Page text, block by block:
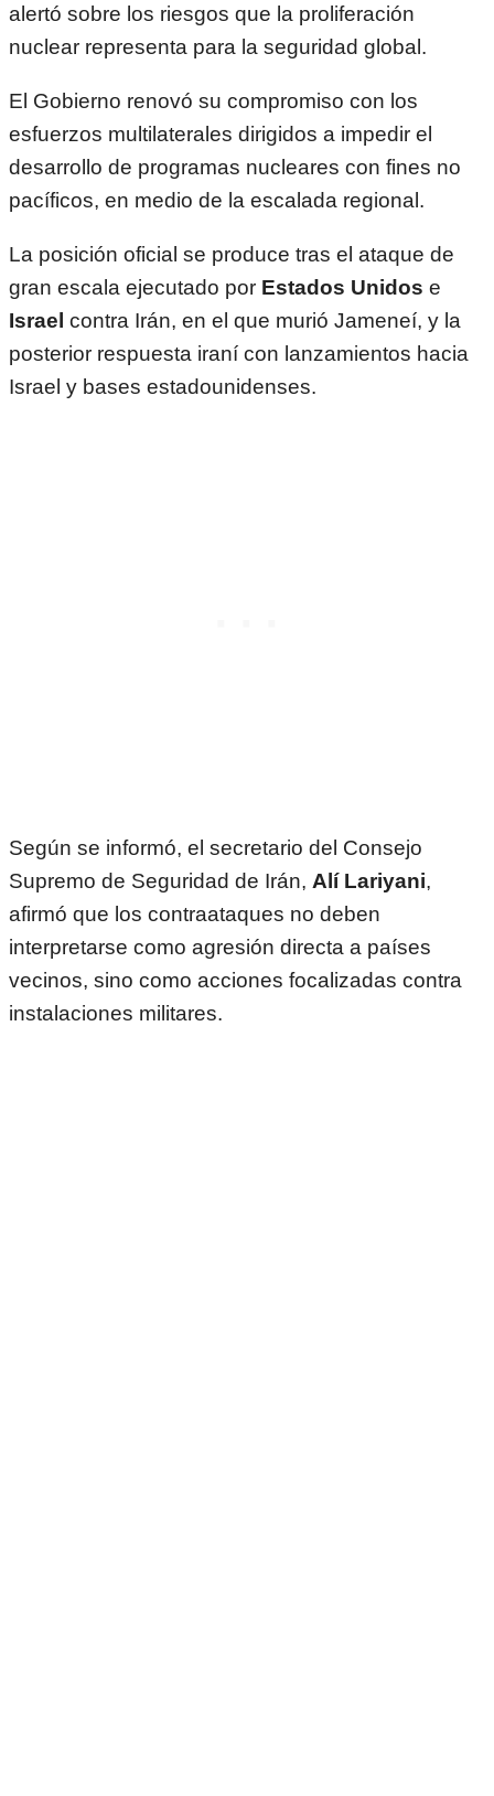
alertó sobre los riesgos que la proliferación
nuclear representa para la seguridad global.
El Gobierno renovó su compromiso con los
esfuerzos multilaterales dirigidos a impedir el
desarrollo de programas nucleares con fines no
pacíficos, en medio de la escalada regional.
La posición oficial se produce tras el ataque de
gran escala ejecutado por Estados Unidos e
Israel contra Irán, en el que murió Jameneí, y la
posterior respuesta iraní con lanzamientos hacia
Israel y bases estadounidenses.
Según se informó, el secretario del Consejo
Supremo de Seguridad de Irán, Alí Lariyani,
afirmó que los contraataques no deben
interpretarse como agresión directa a países
vecinos, sino como acciones focalizadas contra
instalaciones militares.